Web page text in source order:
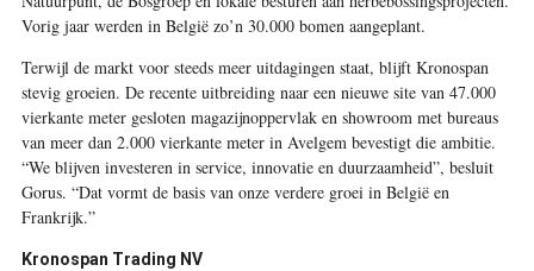
Vorig jaar werden in België zo’n 30.000 bomen aangeplant.
Terwijl de markt voor steeds meer uitdagingen staat, blijft Kronospan
stevig groeien. De recente uitbreiding naar een nieuwe site van 47.000
vierkante meter gesloten magazijnoppervlak en showroom met bureaus
van meer dan 2.000 vierkante meter in Avelgem bevestigt die ambitie.
“We blijven investeren in service, innovatie en duurzaamheid”, besluit
Gorus. “Dat vormt de basis van onze verdere groei in België en
Frankrijk.”
Kronospan Trading NV